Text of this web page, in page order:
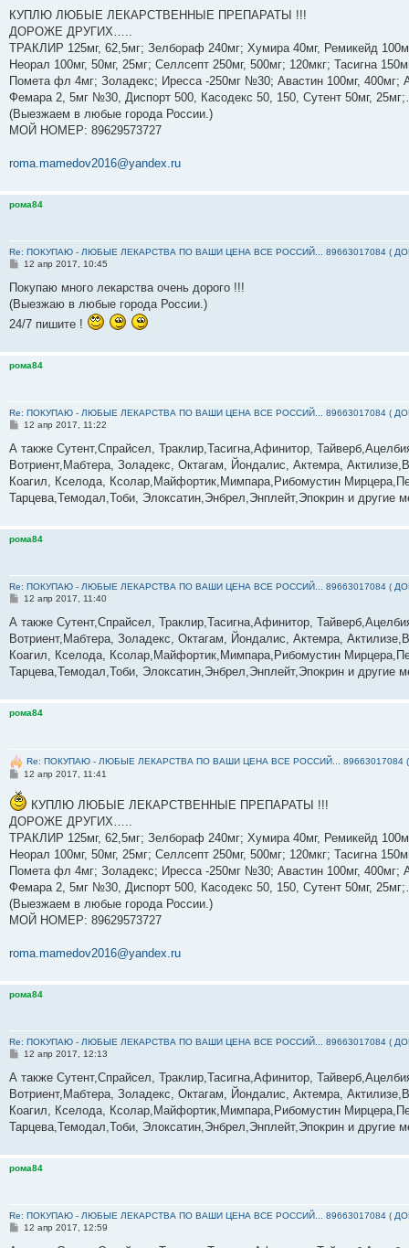
о
щ
е
и
е
КУПЛЮ ЛЮБЫЕ ЛЕКАРСТВЕННЫЕ ПРЕПАРАТЫ !!!
ДОРОЖЕ ДРУГИХ…..
ТРАКЛИР 125мг, 62,5мг; Зелбораф 240мг; Хумира 40мг, Ремикейд
Неорал 100мг, 50мг, 25мг; Селлсепт 250мг, 500мг; 120мкг; Тасигна
Помета фл 4мг; Золадекс; Иресса -250мг №30; Авастин 100мг, 400мг;
Фемара 2, 5мг №30, Диспорт 500, Касодекс 50, 150, Сутент 50мг,
(Выезжаем в любые города России.)
МОЙ НОМЕР: ‪89629573727‬
roma.mamedov2016@yandex.ru
рома84
Re: ПОКУПАЮ - ЛЮБЫЕ ЛЕКАРСТВА ПО ВАШИ ЦЕНА ВСЕ РОССИЙ... 89663017084 (
С
о
щ
е
н
е
12 апр 2017, 10:45
Покупаю много лекарства очень дорого !!!
(Выезжаю в любые города России.)
24/7 пишите !
рома84
Re: ПОКУПАЮ - ЛЮБЫЕ ЛЕКАРСТВА ПО ВАШИ ЦЕНА ВСЕ РОССИЙ... 89663017084 (
С
о
щ
е
и
12 апр 2017, 11:22
А также Сутент,Спрайсел, Траклир,Тасигна,Афинитор,
Вотриент,Мабтера, Золадекс, Октагам, Йондалис, Актемра,
Коагил, Кселода, Ксолар,Майфортик,Мимпара,Рибомустин
Тарцева,Темодал,Тоби, Элоксатин,Энбрел,Энплейт,Эпокрин и другие
рома84
Re: ПОКУПАЮ - ЛЮБЫЕ ЛЕКАРСТВА ПО ВАШИ ЦЕНА ВСЕ РОССИЙ... 89663017084 (
С
о
щ
е
и
12 апр 2017, 11:40
А также Сутент,Спрайсел, Траклир,Тасигна,Афинитор,
Вотриент,Мабтера, Золадекс, Октагам, Йондалис, Актемра,
Коагил, Кселода, Ксолар,Майфортик,Мимпара,Рибомустин
Тарцева,Темодал,Тоби, Элоксатин,Энбрел,Энплейт,Эпокрин и другие
рома84
Re: ПОКУПАЮ - ЛЮБЫЕ ЛЕКАРСТВА ПО ВАШИ ЦЕНА ВСЕ РОССИЙ... 89663017084
С
о
б
щ
е
н
е
12 апр 2017, 11:41
КУПЛЮ ЛЮБЫЕ ЛЕКАРСТВЕННЫЕ ПРЕПАРАТЫ !!!
ДОРОЖЕ ДРУГИХ…..
ТРАКЛИР 125мг, 62,5мг; Зелбораф 240мг; Хумира 40мг, Ремикейд
Неорал 100мг, 50мг, 25мг; Селлсепт 250мг, 500мг; 120мкг; Тасигна
Помета фл 4мг; Золадекс; Иресса -250мг №30; Авастин 100мг, 400мг;
Фемара 2, 5мг №30, Диспорт 500, Касодекс 50, 150, Сутент 50мг,
(Выезжаем в любые города России.)
МОЙ НОМЕР: ‪89629573727‬
roma.mamedov2016@yandex.ru
рома84
Re: ПОКУПАЮ - ЛЮБЫЕ ЛЕКАРСТВА ПО ВАШИ ЦЕНА ВСЕ РОССИЙ... 89663017084 (
С
о
щ
е
и
12 апр 2017, 12:13
А также Сутент,Спрайсел, Траклир,Тасигна,Афинитор,
Вотриент,Мабтера, Золадекс, Октагам, Йондалис, Актемра,
Коагил, Кселода, Ксолар,Майфортик,Мимпара,Рибомустин
Тарцева,Темодал,Тоби, Элоксатин,Энбрел,Энплейт,Эпокрин и другие
рома84
Re: ПОКУПАЮ - ЛЮБЫЕ ЛЕКАРСТВА ПО ВАШИ ЦЕНА ВСЕ РОССИЙ... 89663017084 (
С12 апр 2017, 12:59